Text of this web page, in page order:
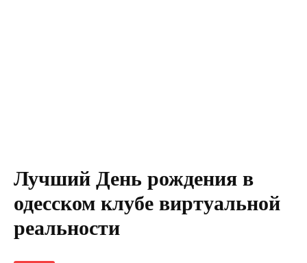
Лучший День рождения в
одесском клубе виртуальной
реальности